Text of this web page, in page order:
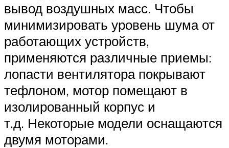
вывод воздушных масс. Чтобы
минимизировать уровень шума от
работающих устройств,
применяются различные приемы:
лопасти вентилятора покрывают
тефлоном, мотор помещают в
изолированный корпус и
т.д. Некоторые модели оснащаются
двумя моторами.